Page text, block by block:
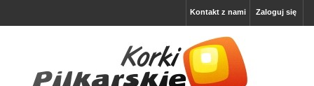
Zaloguj się
Kontakt z nami